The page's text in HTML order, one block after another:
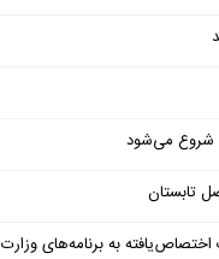
شروع می‌شود
تابستان
اختصاص‌یافته به برنامه‌های وزارت